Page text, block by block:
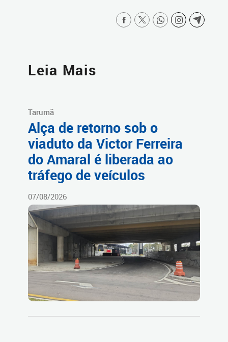
Leia Mais
Tarumã
Alça de retorno sob o
viaduto da Victor Ferreira
do Amaral é liberada ao
tráfego de veículos
07/08/2026